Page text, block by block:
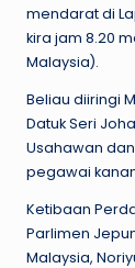
mendarat di
kira jam 8.20
Malaysia).
Beliau diiringi
Datuk Seri
Usahawan
pegawai
Ketibaan
Parlimen
Malaysia,